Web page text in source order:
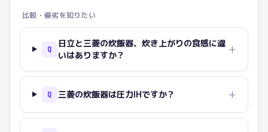
比較・優劣を知りたい
Q
日立と三菱の炊飯器、炊き上がりの食感に違
いはありますか？
+
Q 三菱の炊飯器は圧力IHですか？ +